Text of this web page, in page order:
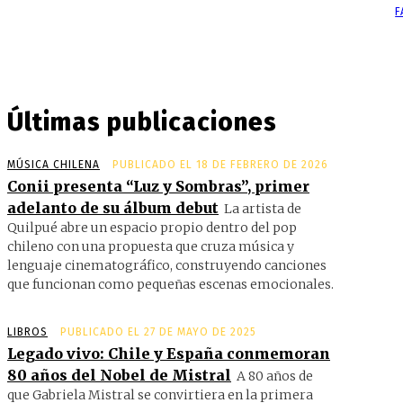
Últimas publicaciones
MÚSICA CHILENA PUBLICADO EL 18 DE FEBRERO DE 2026
Conii presenta “Luz y Sombras”, primer
adelanto de su álbum debut La artista de
Quilpué abre un espacio propio dentro del pop
chileno con una propuesta que cruza música y
lenguaje cinematográfico, construyendo canciones
que funcionan como pequeñas escenas emocionales.
LIBROS PUBLICADO EL 27 DE MAYO DE 2025
Legado vivo: Chile y España conmemoran
80 años del Nobel de Mistral A 80 años de
que Gabriela Mistral se convirtiera en la primera